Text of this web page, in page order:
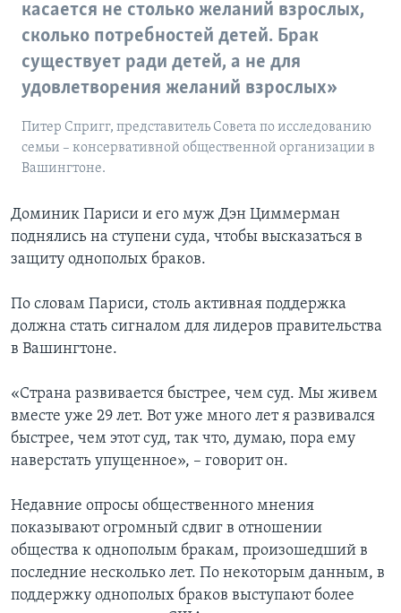
касается не столько желаний взрослых,
сколько потребностей детей. Брак
существует ради детей, а не для
удовлетворения желаний взрослых»
Питер Спригг, представитель Совета по исследованию
семьи – консервативной общественной организации в
Вашингтоне.
Доминик Париси и его муж Дэн Циммерман
поднялись на ступени суда, чтобы высказаться в
защиту однополых браков.
По словам Париси, столь активная поддержка
должна стать сигналом для лидеров правительства
в Вашингтоне.
«Страна развивается быстрее, чем суд. Мы живем
вместе уже 29 лет. Вот уже много лет я развивался
быстрее, чем этот суд, так что, думаю, пора ему
наверстать упущенное», – говорит он.
Недавние опросы общественного мнения
показывают огромный сдвиг в отношении
общества к однополым бракам, произошедший в
последние несколько лет. По некоторым данным, в
поддержку однополых браков выступают более